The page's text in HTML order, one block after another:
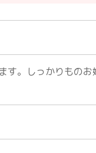
す。しっかりもの